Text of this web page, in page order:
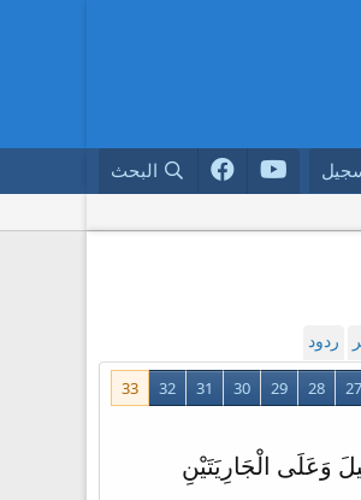
البحث
ردود
27
28
29
30
31
32
33
وَعَلَى الْجَارِيَتَيْنِ